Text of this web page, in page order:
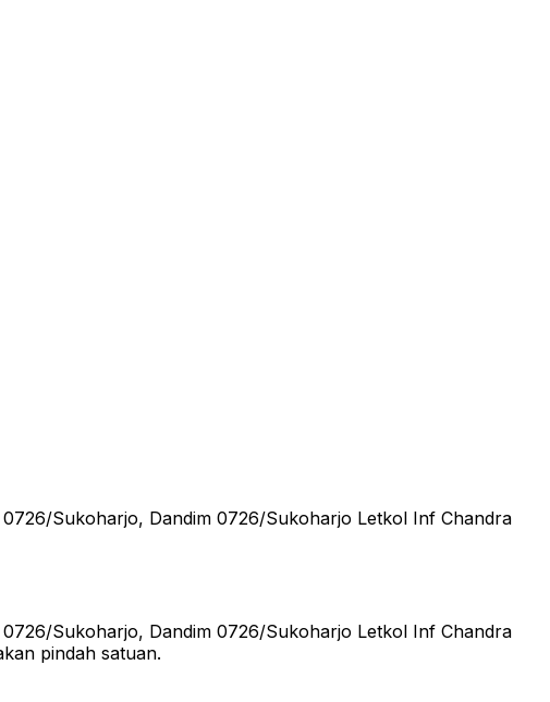
Sukoharjo, Dandim 0726/Sukoharjo Letkol Inf Chandra
Sukoharjo, Dandim 0726/Sukoharjo Letkol Inf Chandra
pindah satuan.